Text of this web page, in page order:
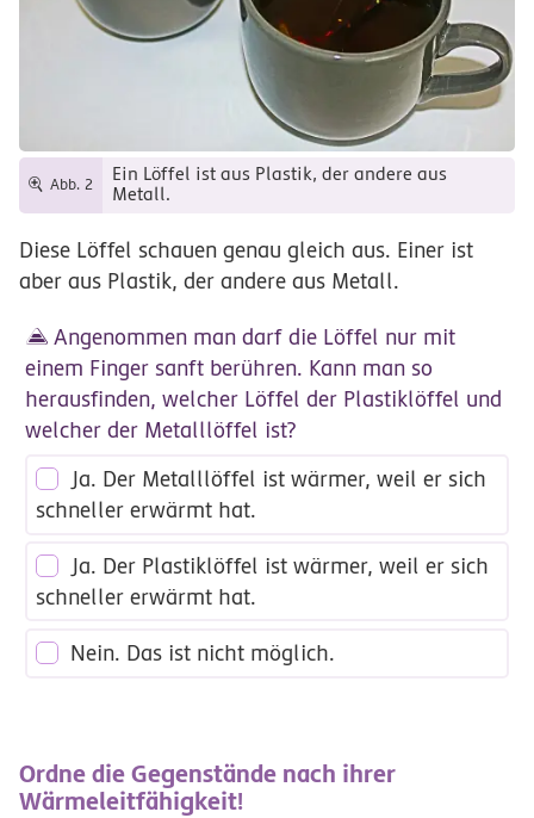
Abb. 2
Ein Löffel ist aus Plastik, der andere aus
Metall.
Diese Löffel schauen genau gleich aus. Einer ist
aber aus Plastik, der andere aus Metall.
Angenommen man darf die Löffel nur mit
einem Finger sanft berühren. Kann man so
herausfinden, welcher Löffel der Plastiklöffel und
welcher der Metalllöffel ist?
Ja. Der Metalllöffel ist wärmer, weil er sich
schneller erwärmt hat.
Ja. Der Plastiklöffel ist wärmer, weil er sich
schneller erwärmt hat.
Nein. Das ist nicht möglich.
Ordne die Gegenstände nach ihrer
Wärmeleitfähigkeit!